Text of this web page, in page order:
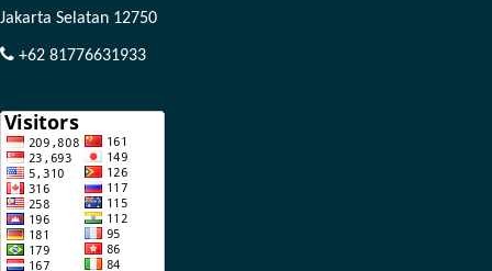
Jakarta Selatan 12750
+62 81776631933